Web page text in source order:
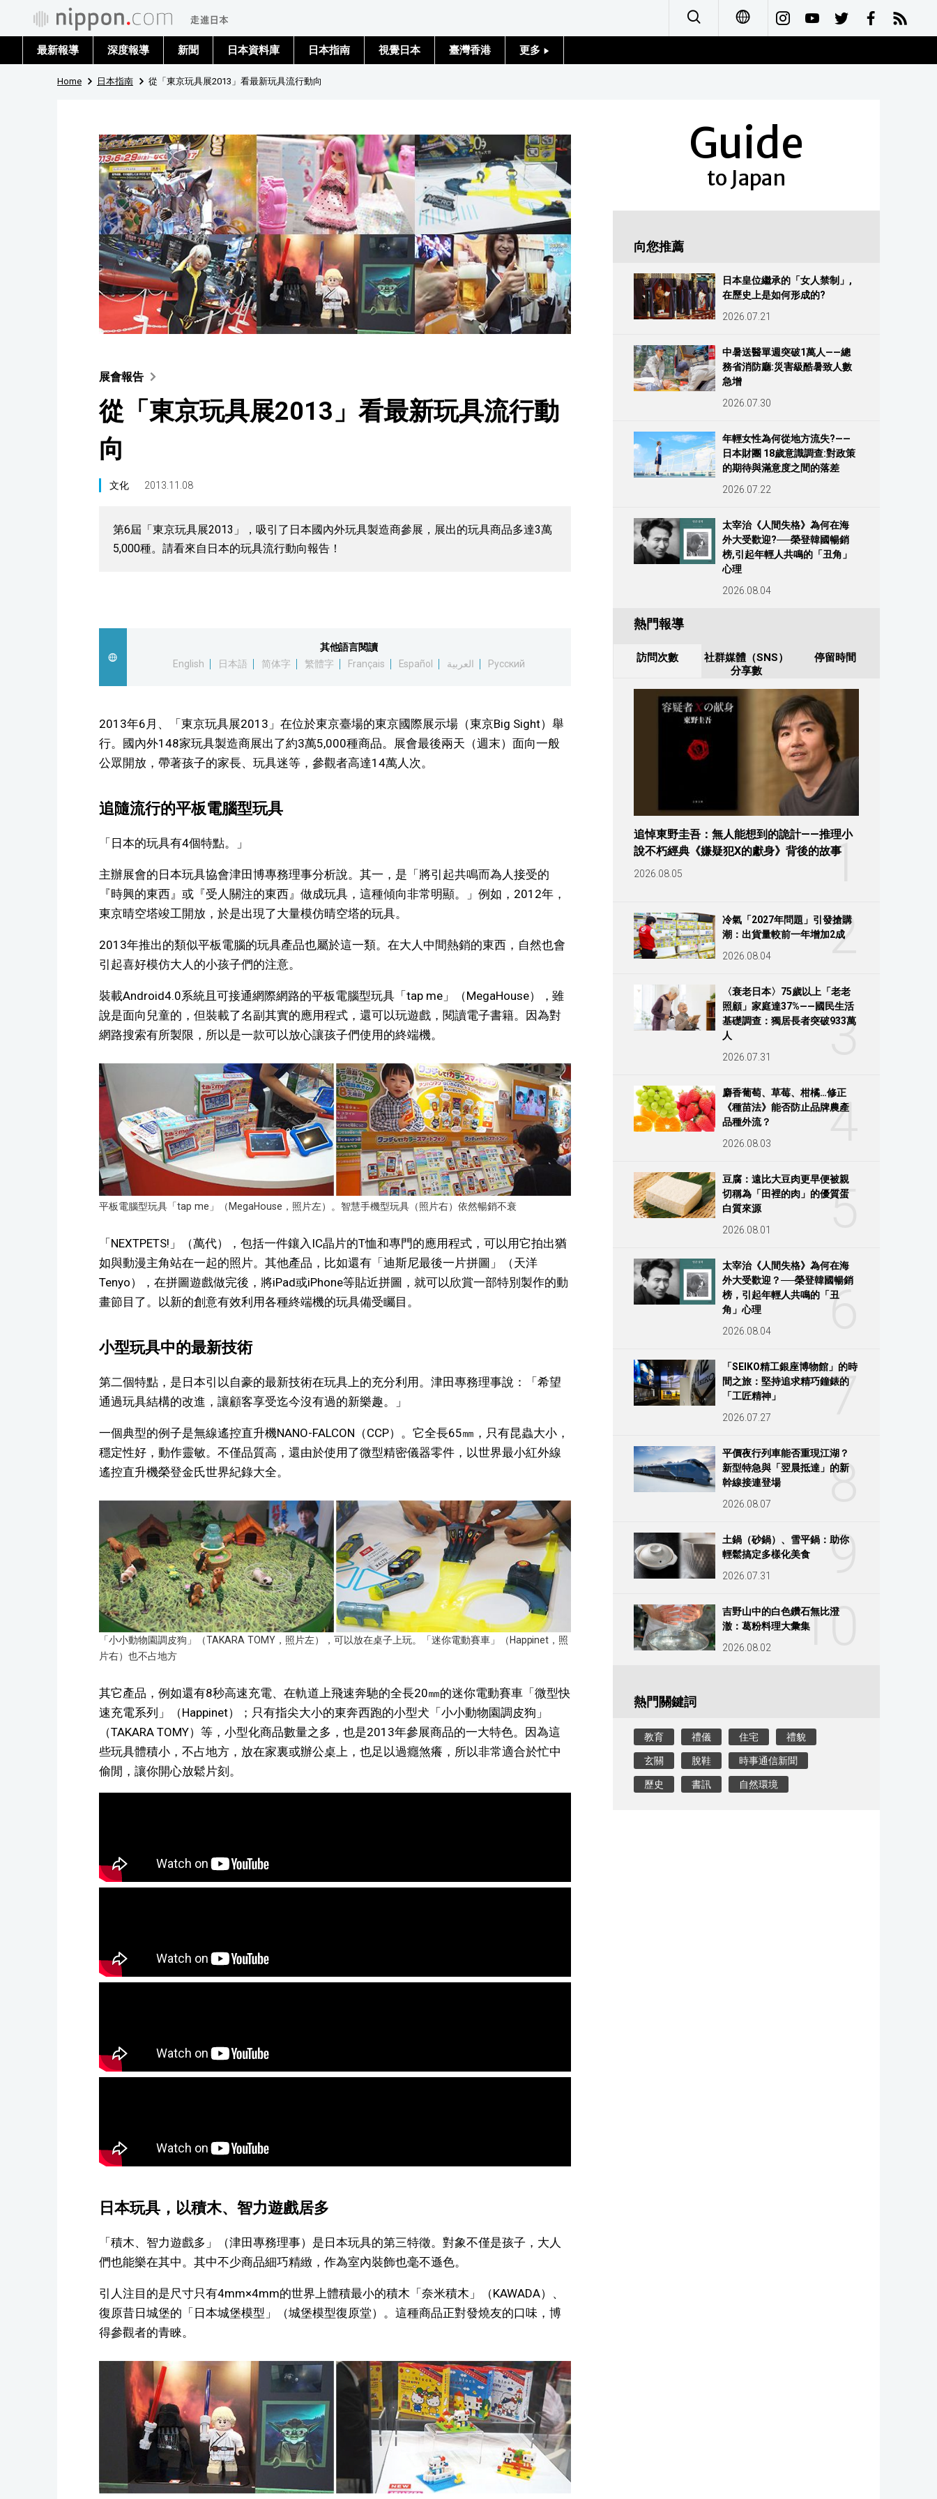
简体字
Français
最新報導 深度報導 新聞 日本資料庫 日本指南 視覺日本 臺灣香港 更多
政治外交
社會
財經
文化
科學技術
生活
東京
Home 日本指南 從「東京玩具展2013」看最新玩具流行動向
展會報告
從「東京玩具展2013」看最新玩具流行動
向
文化 2013.11.08
第6屆「東京玩具展2013」，吸引了日本國內外玩具製造商參展，展出的玩具商品多達3萬
5,000種。請看來自日本的玩具流行動向報告！
其他語言閱讀
English
日本語 简体字 繁體字 Français Español العربية Русский
2013年6月、「東京玩具展2013」在位於東京臺場的東京國際展示場（東京Big Sight）舉
行。國內外148家玩具製造商展出了約3萬5,000種商品。展會最後兩天（週末）面向一般
公眾開放，帶著孩子的家長、玩具迷等，參觀者高達14萬人次。
追隨流行的平板電腦型玩具
「日本的玩具有4個特點。」
主辦展會的日本玩具協會津田博專務理事分析說。其一，是「將引起共鳴而為人接受的
『時興的東西』或『受人關注的東西』做成玩具，這種傾向非常明顯。」例如，2012年，
東京晴空塔竣工開放，於是出現了大量模仿晴空塔的玩具。
2013年推出的類似平板電腦的玩具產品也屬於這一類。在大人中間熱銷的東西，自然也會
引起喜好模仿大人的小孩子們的注意。
裝載Android4.0系統且可接通網際網路的平板電腦型玩具「tap me」（MegaHouse），雖
說是面向兒童的，但裝載了名副其實的應用程式，還可以玩遊戲，閱讀電子書籍。因為對
網路搜索有所製限，所以是一款可以放心讓孩子們使用的終端機。
平板電腦型玩具「tap me」（MegaHouse，照片左）。智慧手機型玩具（照片右）依然暢銷不衰
「NEXTPETS!」（萬代），包括一件鑲入IC晶片的T恤和專門的應用程式，可以用它拍出猶
如與動漫主角站在一起的照片。其他產品，比如還有「迪斯尼最後一片拼圖」（天洋
Tenyo），在拼圖遊戲做完後，將iPad或iPhone等貼近拼圖，就可以欣賞一部特別製作的動
畫節目了。以新的創意有效利用各種終端機的玩具備受矚目。
小型玩具中的最新技術
第二個特點，是日本引以自豪的最新技術在玩具上的充分利用。津田專務理事說：「希望
通過玩具結構的改進，讓顧客享受迄今沒有過的新樂趣。」
一個典型的例子是無線遙控直升機NANO-FALCON（CCP）。它全長65㎜，只有昆蟲大小，
穩定性好，動作靈敏。不僅品質高，還由於使用了微型精密儀器零件，以世界最小紅外線
遙控直升機榮登金氏世界紀錄大全。
「小小動物園調皮狗」（TAKARA TOMY，照片左），可以放在桌子上玩。「迷你電動賽車」（Happinet，照
片右）也不占地方
其它產品，例如還有8秒高速充電、在軌道上飛速奔馳的全長20㎜的迷你電動賽車「微型快
速充電系列」（Happinet）；只有指尖大小的東奔西跑的小型犬「小小動物園調皮狗」
（TAKARA TOMY）等，小型化商品數量之多，也是2013年參展商品的一大特色。因為這
些玩具體積小，不占地方，放在家裏或辦公桌上，也足以過癮煞癢，所以非常適合於忙中
偷閒，讓你開心放鬆片刻。
日本玩具，以積木、智力遊戲居多
「積木、智力遊戲多」（津田專務理事）是日本玩具的第三特徵。對象不僅是孩子，大人
們也能樂在其中。其中不少商品細巧精緻，作為室內裝飾也毫不遜色。
引人注目的是尺寸只有4mm×4mm的世界上體積最小的積木「奈米積木」（KAWADA）、
復原昔日城堡的「日本城堡模型」（城堡模型復原堂）。這種商品正對發燒友的口味，博
得參觀者的青睞。
Guide
to Japan
向您推薦
日本皇位繼承的「女人禁制」,
在歷史上是如何形成的?
2026.07.21
中暑送醫單週突破1萬人——總
務省消防廳:災害級酷暑致人數
急增
2026.07.30
年輕女性為何從地方流失?——
日本財團 18歲意識調查:對政策
的期待與滿意度之間的落差
2026.07.22
太宰治《人間失格》為何在海
外大受歡迎?──榮登韓國暢銷
榜,引起年輕人共鳴的「丑角」
心理
2026.08.04
熱門報導
訪問次數
社群媒體（SNS）
分享數
停留時間
1
追悼東野圭吾：無人能想到的詭計——推理小
說不朽經典《嫌疑犯X的獻身》背後的故事
2026.08.05
2
冷氣「2027年問題」引發搶購
潮：出貨量較前一年增加2成
2026.08.04
3
〈衰老日本〉75歲以上「老老
照顧」家庭達37%——國民生活
基礎調查：獨居長者突破933萬
人
2026.07.31
4
麝香葡萄、草莓、柑橘…修正
《種苗法》能否防止品牌農產
品種外流？
2026.08.03
5
豆腐：遠比大豆肉更早便被親
切稱為「田裡的肉」的優質蛋
白質來源
2026.08.01
6
太宰治《人間失格》為何在海
外大受歡迎？──榮登韓國暢銷
榜，引起年輕人共鳴的「丑
角」心理
2026.08.04
7
「SEIKO精工銀座博物館」的時
間之旅：堅持追求精巧鐘錶的
「工匠精神」
2026.07.27
8
平價夜行列車能否重現江湖？
新型特急與「翌晨抵達」的新
幹線接連登場
2026.08.07
9
土鍋（砂鍋）、雪平鍋：助你
輕鬆搞定多樣化美食
2026.07.31
10
吉野山中的白色鑽石無比澄
澈：葛粉料理大彙集
2026.08.02
熱門關鍵詞
教育 禮儀 住宅 禮貌
玄關 脫鞋 時事通信新聞
歷史 書訊 自然環境